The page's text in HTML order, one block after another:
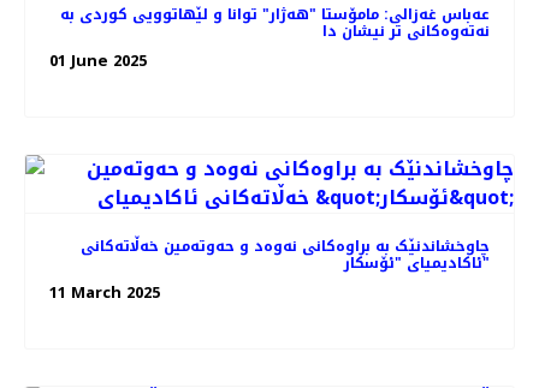
عەباس غەزالی: مامۆستا "هەژار" توانا و لێهاتوویی کوردی به
نەتەوەکانی تر نیشان دا
01 June 2025
چاوخشاندنێک به براوه‌کانی نه‌وه‌د و حه‌و‌ته‌مین خه‌ڵاته‌کانی
ئاکادیمیای "ئۆسکار"
11 March 2025